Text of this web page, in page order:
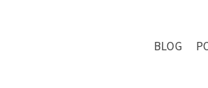
BLOG